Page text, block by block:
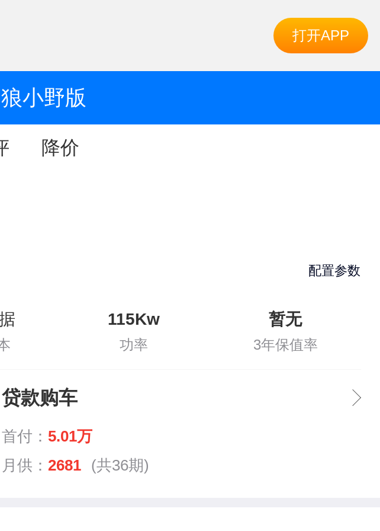
打开APP
小野版
降价
配置参数
115Kw
功率
暂无
3年保值率
贷款购车
首付： 5.01万
月供： 2681 (共36期)